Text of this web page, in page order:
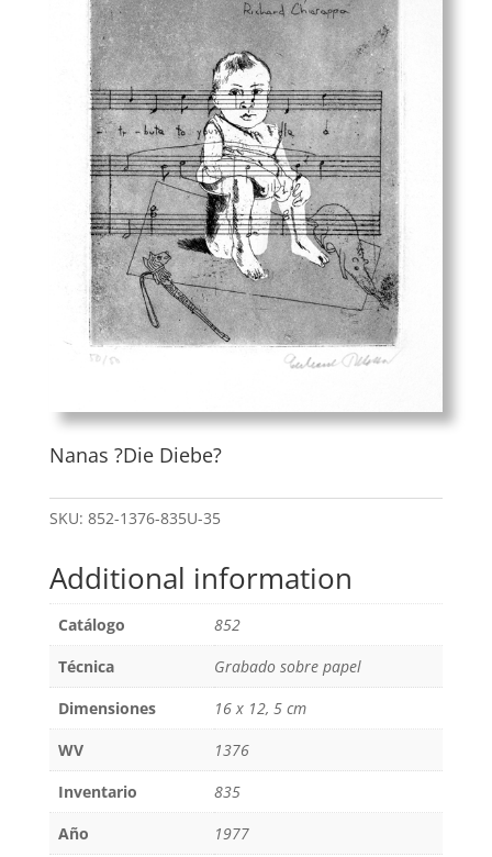
Nanas ?Die Diebe?
SKU: 852-1376-835U-35
Additional information
Catálogo
852
Técnica
Grabado sobre papel
Dimensiones
16 x 12, 5 cm
WV
1376
Inventario
835
Año
1977